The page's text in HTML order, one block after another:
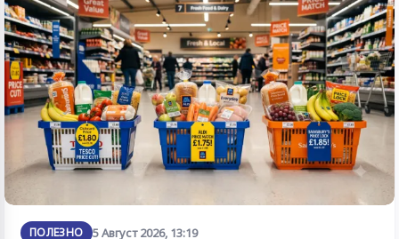
ПОЛЕЗНО 5 Август 2026, 13:19